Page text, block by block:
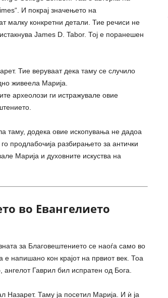
И покрај значењето на
малку конкретни детали. Тие речиси не
James D. Tabor. Тој е поранешен
Тие веруваат дека таму се случило
живеела Марија.
археолози ги истражувале овие
таму, додека овие ископувања не дадоа
продлабочија разбирањето за антички
Марија и духовните искуства на
во Евангелието
за Благовештението се наоѓа само во
е напишано кон крајот на првиот век. Тоа
Гаврил бил испратен од Бога.
Назарет. Таму ја посетил Марија. И ѝ ја